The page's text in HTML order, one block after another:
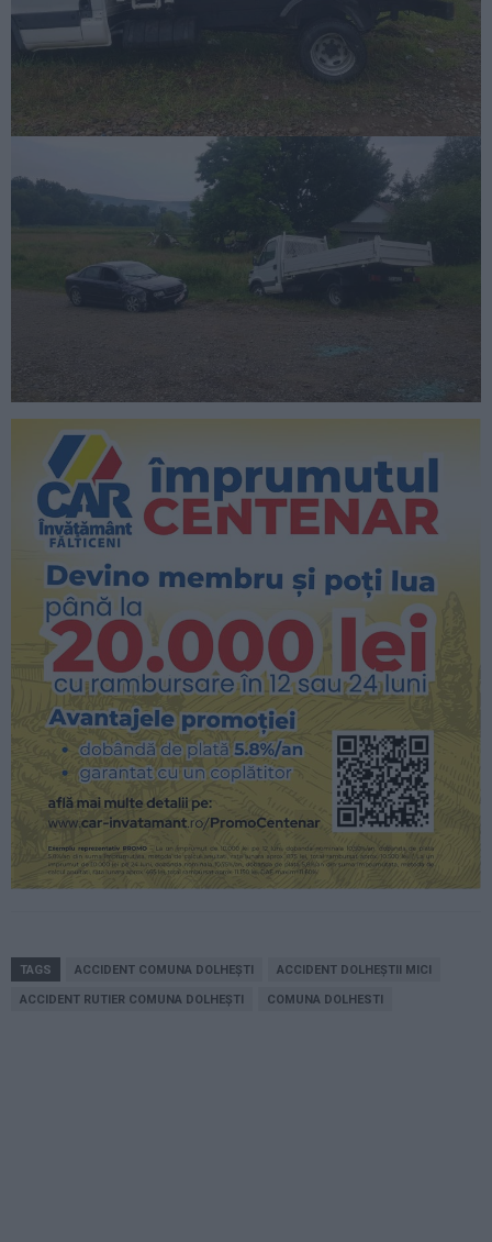
TAGS ACCIDENT COMUNA DOLHEȘTI ACCIDENT DOLHEȘTII MICI
ACCIDENT RUTIER COMUNA DOLHEȘTI COMUNA DOLHESTI